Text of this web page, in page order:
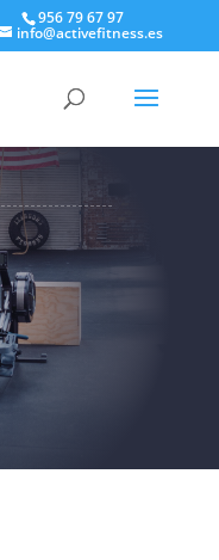
956 79 67 97
info@activefitness.es